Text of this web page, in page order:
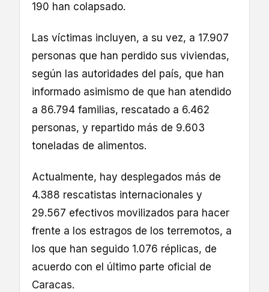
190 han colapsado.
Las víctimas incluyen, a su vez, a 17.907
personas que han perdido sus viviendas,
según las autoridades del país, que han
informado asimismo de que han atendido
a 86.794 familias, rescatado a 6.462
personas, y repartido más de 9.603
toneladas de alimentos.
Actualmente, hay desplegados más de
4.388 rescatistas internacionales y
29.567 efectivos movilizados para hacer
frente a los estragos de los terremotos, a
los que han seguido 1.076 réplicas, de
acuerdo con el último parte oficial de
Caracas.